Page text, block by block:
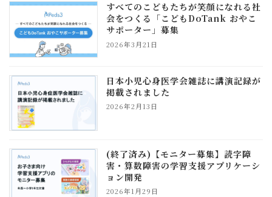
すべてのこどもたちが笑顔になれる社
会をつくる「こどもDoTank おやこ
サポーター」募集
2026年3月21日
日本小児心身医学会雑誌に講演記録が
掲載されました
2026年2月13日
(終了済み)【モニター募集】読字障
害・算数障害の学習支援アプリケーシ
ョン開発
2026年1月29日